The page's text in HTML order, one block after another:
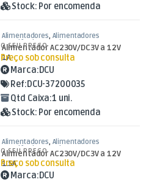
Stock: Por encomenda
Alimentadores, Alimentadores
Reguláveis , Energia
Alimentador AC230V/DC3V a 12V
1A
O SEU PREÇO
Preço sob consulta
Marca:DCU
Ref:DCU-37200035
Qtd Caixa:1 uni.
Stock: Por encomenda
Alimentadores, Alimentadores
Reguláveis,Energia
Alimentador AC230V/DC3V a 12V
1.5A
O SEU PREÇO
Preço sob consulta
Marca:DCU